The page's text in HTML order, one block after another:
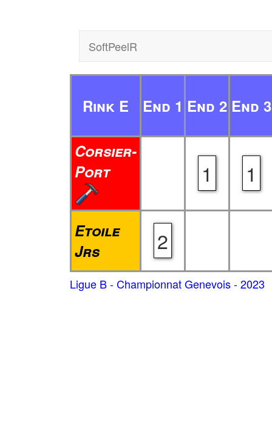
SoftPeelR
Rink E End 1 End 2 End 3
Corsier-
Port
1 1
Etoile
Jrs
2
Ligue B - Championnat Genevois - 2023